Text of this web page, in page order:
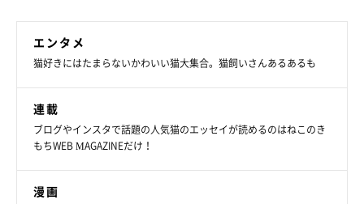
エンタメ
猫好きにはたまらないかわいい猫大集合。猫飼いさんあるあるも
連載
ブログやインスタで話題の人気猫のエッセイが読めるのはねこのき
もちWEB MAGAZINEだけ！
漫画